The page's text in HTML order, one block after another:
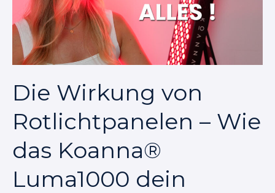
Die Wirkung von
Rotlichtpanelen – Wie
das Koanna®
Luma1000 dein
Wie
das
Koanna®
Luma1000
Leben
verändern
kann